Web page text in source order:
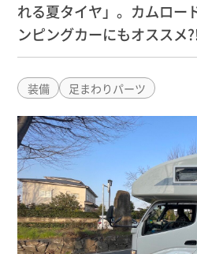
れる夏タイヤ」。カムロー
ンピングカーにもオススメ
装備 足まわりパーツ